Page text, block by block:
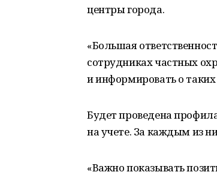
центры города.
«Большая
сотрудниках частных
и информировать о
Будет проведена
на учете. За каждым из
«Важно показывать